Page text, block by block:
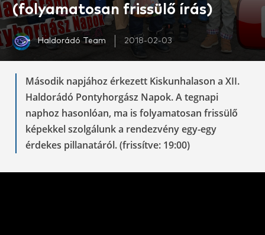
(folyamatosan frissülő írás)
Haldorádó Team 2018-02-03
Második napjához érkezett Kiskunhalason a XII.
Haldorádó Pontyhorgász Napok. A tegnapi
naphoz hasonlóan, ma is folyamatosan frissülő
képekkel szolgálunk a rendezvény egy-egy
érdekes pillanatáról. (frissítve: 19:00)